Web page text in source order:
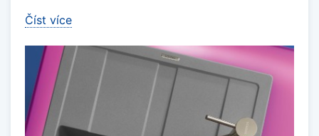
Číst více